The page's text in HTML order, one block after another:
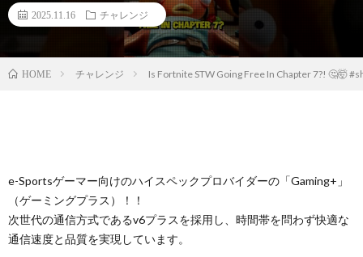
2025.11.16 チャレンジ
HOME チャレンジ Is Fortnite STW Going Free In Chapter 7?! 🤔🤯
e-Sportsゲーマー向けのハイスペックプロバイダーの「Gaming+」
（ゲーミングプラス）！！
次世代の通信方式であるv6プラスを採用し、時間帯を問わず快適な
通信速度と品質を実現しています。